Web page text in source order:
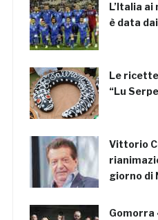
L’Italia
è data
Le
“Lu
Vittorio
giorno di
Gomorra